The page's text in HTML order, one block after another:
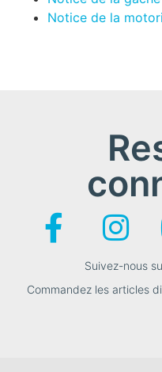
Notice de la
Suivez-nous
Commandez les articles